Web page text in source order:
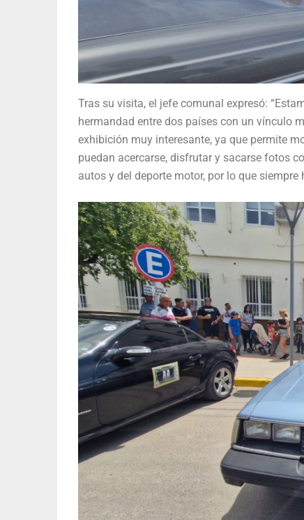
Tras su visita, el jefe comunal expresó:
hermandad entre dos países con un vínculo
exhibición muy interesante, ya que permite
puedan acercarse, disfrutar y sacarse fotos
autos y del deporte motor, por lo que